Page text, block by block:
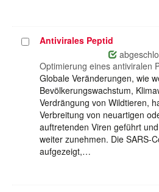
ProjektAntivirales Peptid
Optimierung eines antiviralen
Globale Veränderungen, wie
Bevölkerungswachstum,
Verdrängung von Wildtieren,
Verbreitung von neuartigen
auftretenden Viren geführt
weiter zunehmen. Die SARS-
aufgezeigt,…